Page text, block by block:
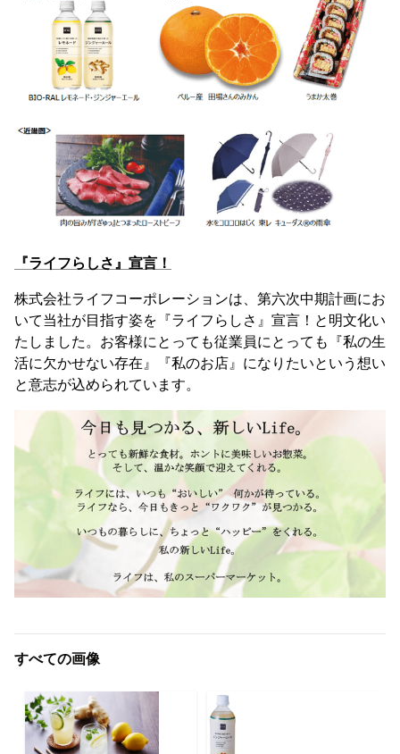
『ライフらしさ』宣言！
株式会社ライフコーポレーションは、第六次中期計画にお
いて当社が目指す姿を『ライフらしさ』宣言！と明文化い
たしました。お客様にとっても従業員にとっても『私の生
活に欠かせない存在』『私のお店』になりたいという想い
と意志が込められています。
すべての画像